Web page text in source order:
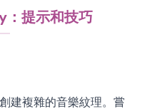
提示和技巧
建複雜的音樂紋理。嘗